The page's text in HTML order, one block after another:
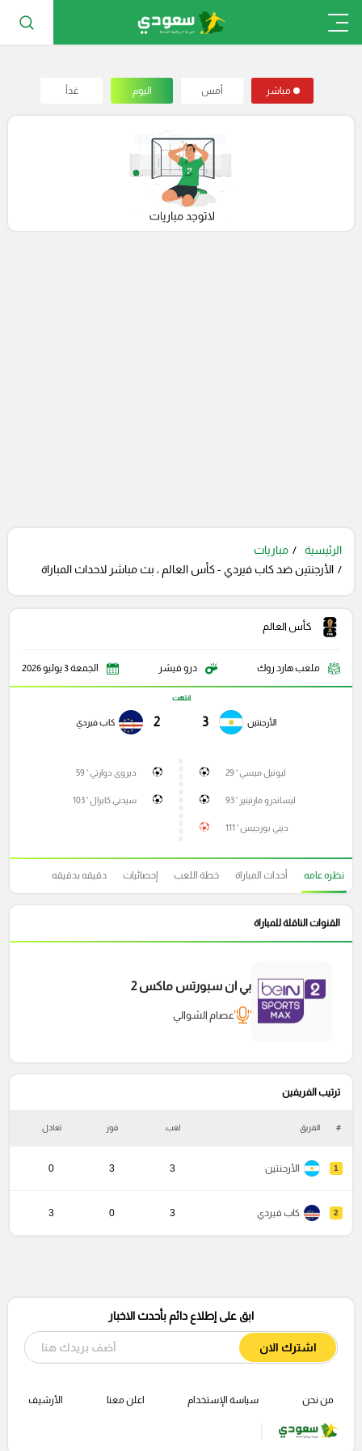
مباشر أمس اليوم غداً
الرئيسية
مباريات
الأرجنتين ضد كاب فيردي - كأس العالم ، بث مباشر لاحداث المباراة
كأس العالم
ملعب هارد روك درو فيشر الجمعة 3 يوليو 2026
الأرجنتين 3
انتهت
2 كاب فيردي
ليونيل ميسي ' 29
ليساندرو مارتينيز ' 93
ديني بورجيس ' 111
ديروى دوارتي ' 59
سيدني كابرال ' 103
نظره عامه أحداث المباراة خطة اللعب إحصائيات دقيقه بدقيقه
القنوات الناقلة للمباراة
بي ان سبورتس ماكس 2
عصام الشوالي
ترتيب الفريفين
# الفريق لعب فوز تعادل
1 الأرجنتين 3
3
0
2 كاب فيردي 3
0
3
ابق على إطلاع دائم بأحدث الاخبار
اشترك الان
من نحن سياسة الإستخدام اعلن معنا الأرشيف